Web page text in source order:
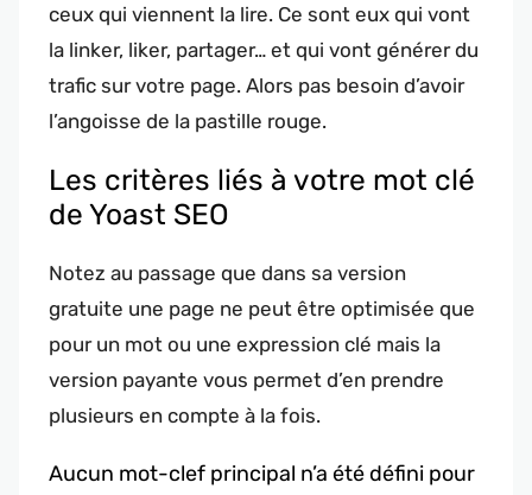
ceux qui viennent la lire. Ce sont eux qui vont
la linker, liker, partager… et qui vont générer du
trafic sur votre page. Alors pas besoin d’avoir
l’angoisse de la pastille rouge.
Les critères liés à votre mot clé
de Yoast SEO
Notez au passage que dans sa version
gratuite une page ne peut être optimisée que
pour un mot ou une expression clé mais la
version payante vous permet d’en prendre
plusieurs en compte à la fois.
Aucun mot-clef principal n’a été défini pour